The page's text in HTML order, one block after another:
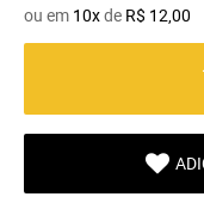
ou em 10xde R$ 12,00